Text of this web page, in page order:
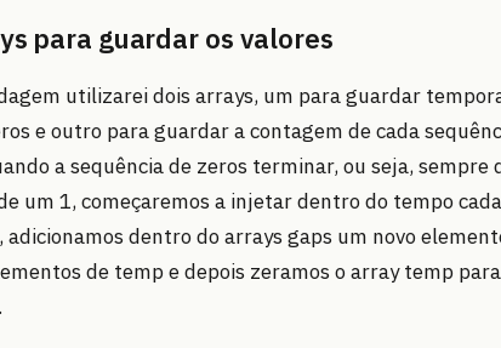
para guardar os valores
utilizarei dois arrays, um para guardar
e outro para guardar a contagem de cada
a sequência de zeros terminar, ou seja, sempre
um 1, começaremos a injetar dentro do tempo
dentro do arrays gaps um novo
de temp e depois zeramos o array temp